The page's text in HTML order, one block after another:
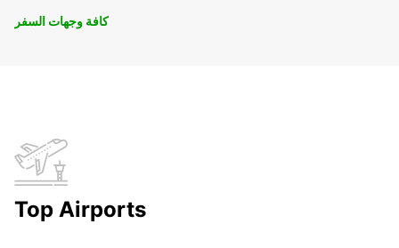
كافة وجهات السفر
Top Airports